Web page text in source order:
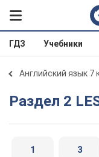
ГДЗ Учебники
Английский язык 7
Раздел 2
1 3